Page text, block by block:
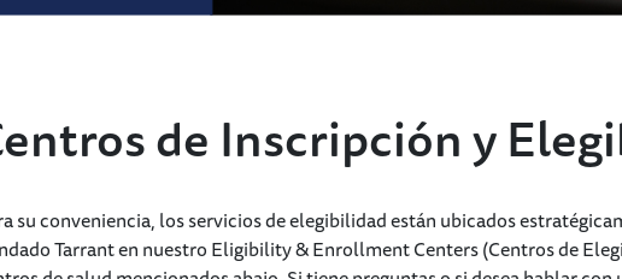
de Inscripción y
su conveniencia, los servicios de elegibilidad están ubicados
Tarrant en nuestro Eligibility & Enrollment Centers (Centros de